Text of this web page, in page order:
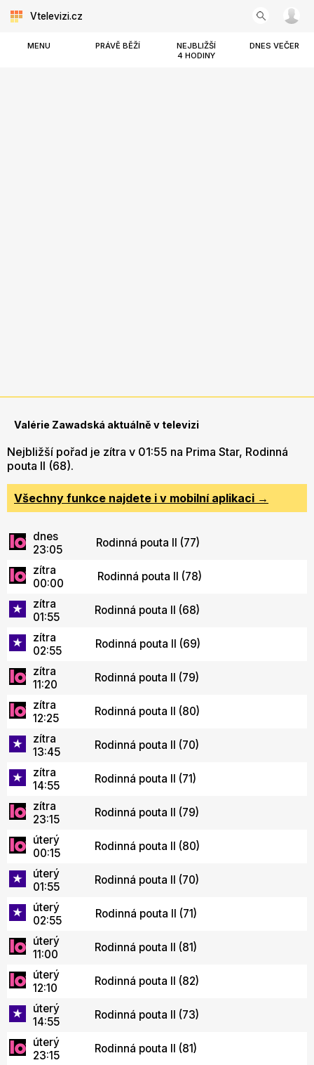
Vtelevizi.cz
MENU PRÁVĚ BĚŽÍ
NEJBLIŽŠÍ
4 HODINY
DNES VEČER
Valérie Zawadská aktuálně v televizi
Nejbližší pořad je zítra v 01:55 na Prima Star, Rodinná
pouta II (68).
Všechny funkce najdete i v mobilní aplikaci →
dnes
23:05
Rodinná pouta II (77)
zítra
00:00
Rodinná pouta II (78)
zítra
01:55
Rodinná pouta II (68)
zítra
02:55
Rodinná pouta II (69)
zítra
11:20
Rodinná pouta II (79)
zítra
12:25
Rodinná pouta II (80)
zítra
13:45
Rodinná pouta II (70)
zítra
14:55
Rodinná pouta II (71)
zítra
23:15
Rodinná pouta II (79)
úterý
00:15
Rodinná pouta II (80)
úterý
01:55
Rodinná pouta II (70)
úterý
02:55
Rodinná pouta II (71)
úterý
11:00
Rodinná pouta II (81)
úterý
12:10
Rodinná pouta II (82)
úterý
14:55
Rodinná pouta II (73)
úterý
23:15
Rodinná pouta II (81)